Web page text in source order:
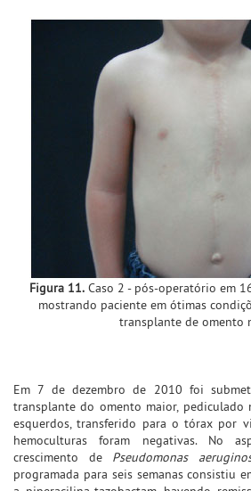
Figura 11.Caso 2 - pós-operatório em
mostrando paciente em ótimas
transplante de omento
Em 7 de dezembro de 2010 foi
transplante do omento maior, pediculado
esquerdos, transferido para o tórax por
hemoculturas foram negativas. No
crescimento de Pseudomonas
programada para seis semanas consistiu